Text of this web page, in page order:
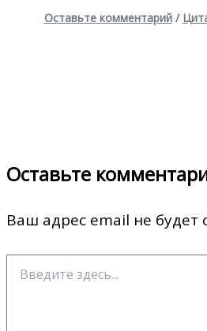
Оставьте комментарий /
Оставьте
Ваш адрес email не будет
здесь...